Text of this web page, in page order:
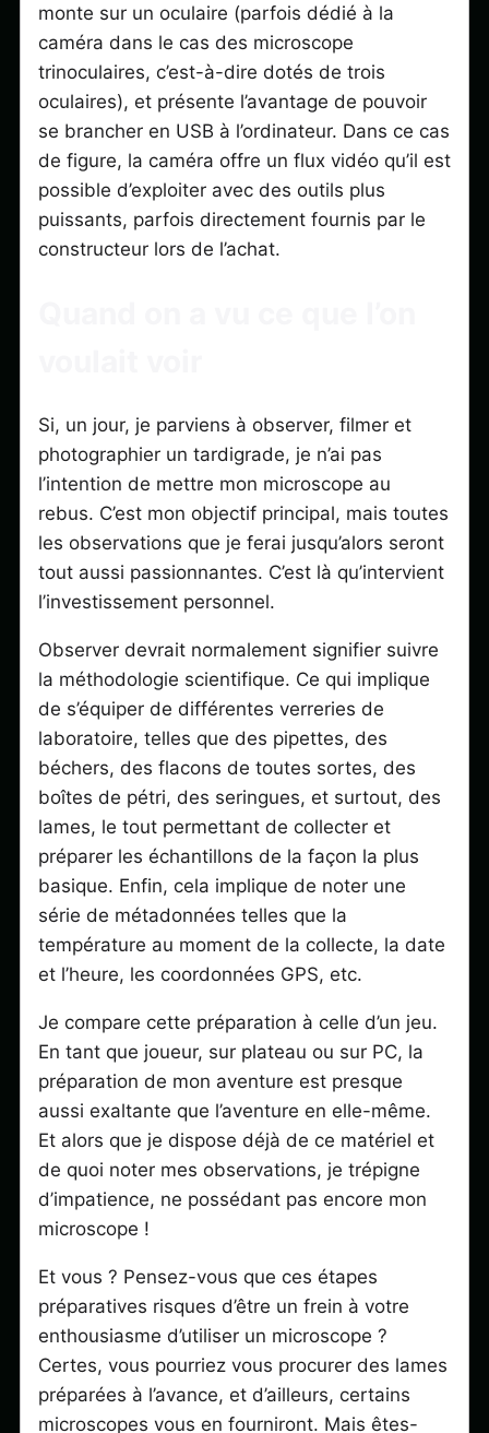
monte sur un oculaire (parfois dédié à la
caméra dans le cas des microscope
trinoculaires, c’est-à-dire dotés de trois
oculaires), et présente l’avantage de pouvoir
se brancher en USB à l’ordinateur. Dans ce cas
de figure, la caméra offre un flux vidéo qu’il est
possible d’exploiter avec des outils plus
puissants, parfois directement fournis par le
constructeur lors de l’achat.
Si, un jour, je parviens à observer, filmer et
photographier un tardigrade, je n’ai pas
l’intention de mettre mon microscope au
rebus. C’est mon objectif principal, mais toutes
les observations que je ferai jusqu’alors seront
tout aussi passionnantes. C’est là qu’intervient
l’investissement personnel.
Observer devrait normalement signifier suivre
la méthodologie scientifique. Ce qui implique
de s’équiper de différentes verreries de
laboratoire, telles que des pipettes, des
béchers, des flacons de toutes sortes, des
boîtes de pétri, des seringues, et surtout, des
lames, le tout permettant de collecter et
préparer les échantillons de la façon la plus
basique. Enfin, cela implique de noter une
série de métadonnées telles que la
température au moment de la collecte, la date
et l’heure, les coordonnées GPS, etc.
Je compare cette préparation à celle d’un jeu.
En tant que joueur, sur plateau ou sur PC, la
préparation de mon aventure est presque
aussi exaltante que l’aventure en elle-même.
Et alors que je dispose déjà de ce matériel et
de quoi noter mes observations, je trépigne
d’impatience, ne possédant pas encore mon
microscope !
Et vous ? Pensez-vous que ces étapes
préparatives risques d’être un frein à votre
enthousiasme d’utiliser un microscope ?
Certes, vous pourriez vous procurer des lames
préparées à l’avance, et d’ailleurs, certains
microscopes vous en fourniront. Mais êtes-